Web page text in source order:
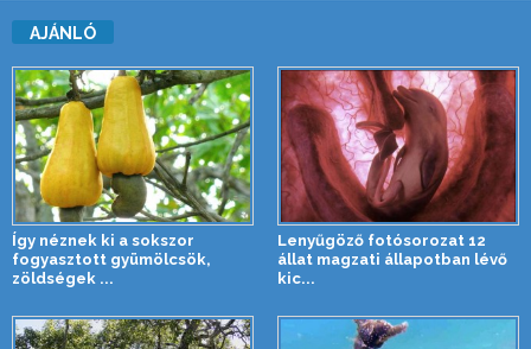
AJÁNLÓ
Így néznek ki a sokszor
fogyasztott gyümölcsök,
zöldségek ...
Lenyűgöző fotósorozat 12
állat magzati állapotban lévő
kic...